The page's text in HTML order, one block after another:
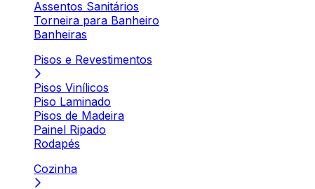
Assentos Sanitários
Torneira para Banheiro
Banheiras
Pisos e Revestimentos
Pisos Vinílicos
Piso Laminado
Pisos de Madeira
Painel Ripado
Rodapés
Cozinha